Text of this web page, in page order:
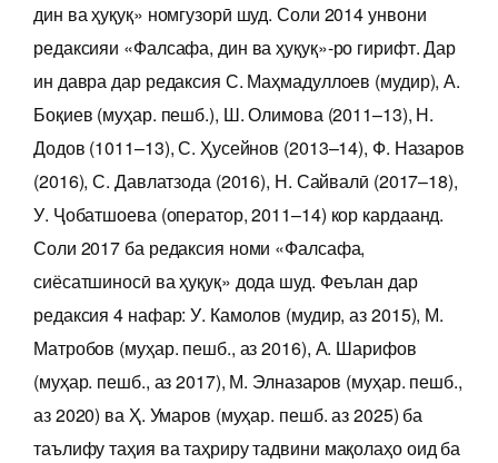
дин ва ҳуқуқ» номгузорӣ шуд. Соли 2014 унвони
редаксияи «Фалсафа, дин ва ҳуқуқ»-ро гирифт. Дар
ин давра дар редаксия С. Маҳмадуллоев (мудир), А.
Боқиев (муҳар. пешб.), Ш. Олимова (2011–13), Н.
Додов (1011–13), С. Ҳусейнов (2013–14), Ф. Назаров
(2016), С. Давлатзода (2016), Н. Сайвалӣ (2017–18),
У. Ҷобатшоева (оператор, 2011–14) кор кардаанд.
Соли 2017 ба редаксия номи «Фалсафа,
сиёсатшиносӣ ва ҳуқуқ» дода шуд. Феълан дар
редаксия 4 нафар: У. Камолов (мудир, аз 2015), М.
Матробов (муҳар. пешб., аз 2016), А. Шарифов
(муҳар. пешб., аз 2017), М. Элназаров (муҳар. пешб.,
аз 2020) ва Ҳ. Умаров (муҳар. пешб. аз 2025) ба
таълифу таҳия ва таҳриру тадвини мақолаҳо оид ба